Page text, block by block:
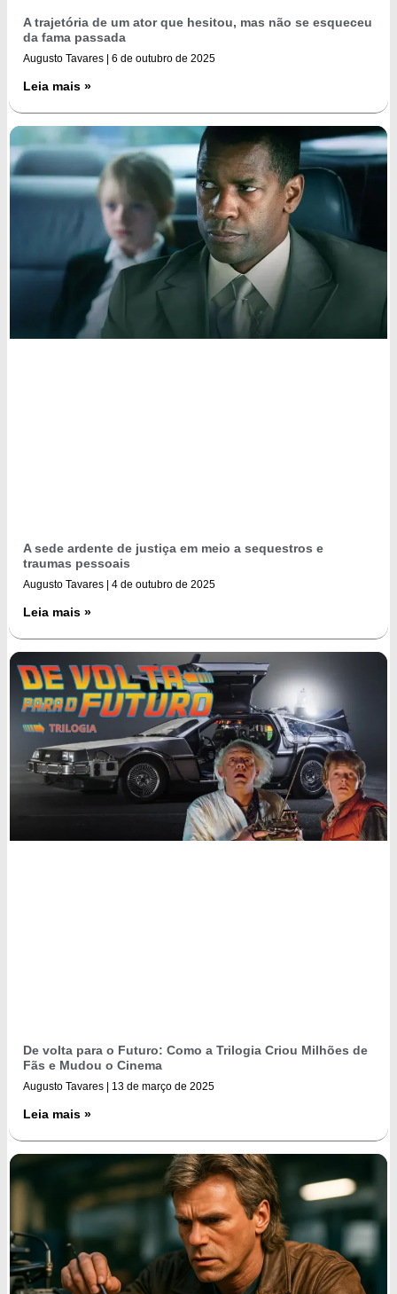
A trajetória de um ator que hesitou, mas não se esqueceu
da fama passada
Augusto Tavares 6 de outubro de 2025
Leia mais »
A sede ardente de justiça em meio a sequestros e
traumas pessoais
Augusto Tavares 4 de outubro de 2025
Leia mais »
De volta para o Futuro: Como a Trilogia Criou Milhões de
Fãs e Mudou o Cinema
Augusto Tavares 13 de março de 2025
Leia mais »